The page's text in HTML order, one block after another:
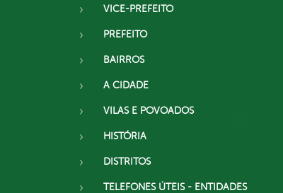
VICE-PREFEITO
PREFEITO
BAIRROS
A CIDADE
VILAS E POVOADOS
HISTÓRIA
DISTRITOS
TELEFONES ÚTEIS - ENTIDADES